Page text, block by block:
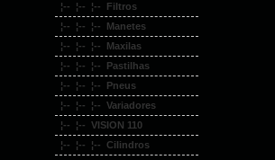
¦-- ¦-- ¦-- Filtros
¦-- ¦-- ¦-- Manetes
¦-- ¦-- ¦-- Maxilas
¦-- ¦-- ¦-- Pastilhas
¦-- ¦-- ¦-- Pneus
¦-- ¦-- ¦-- Variadores
¦-- ¦-- VISION 110
¦-- ¦-- ¦-- Cilindros